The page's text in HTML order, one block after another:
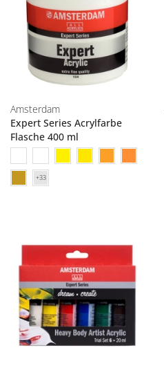
Amsterdam
Expert Series Acrylfarbe
Flasche 400 ml